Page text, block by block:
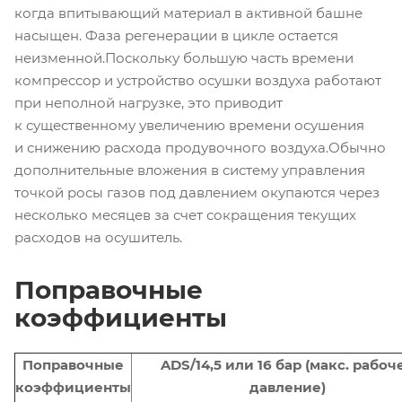
когда впитывающий материал в активной башне
насыщен. Фаза регенерации в цикле остается
неизменной.Поскольку большую часть времени
компрессор и устройство осушки воздуха работают
при неполной нагрузке, это приводит
к существенному увеличению времени осушения
и снижению расхода продувочного воздуха.Обычно
дополнительные вложения в систему управления
точкой росы газов под давлением окупаются через
несколько месяцев за счет сокращения текущих
расходов на осушитель.
Поправочные
коэффициенты
Поправочные
коэффициенты
ADS/14,5 или 16 бар (макс.
давление)